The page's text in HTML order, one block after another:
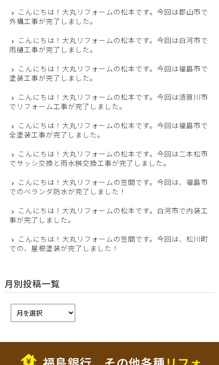
こんにちは！大丸リフォームの松本です。今回は郡山市で
外構工事が完了しました。
こんにちは！大丸リフォームの松本です。今回は白河市で
雨樋工事が完了しました。
こんにちは！大丸リフォームの松本です。今回は福島市で
塗装工事が完了しました。
こんにちは！大丸リフォームの松本です。今回は須賀川市
でリフォーム工事が完了しました。
こんにちは！大丸リフォームの松本です。今回は福島市で
全塗装工事が完了しました。
こんにちは！大丸リフォームの松本です。今回は二本松市
でサッシ交換と雨水桝交換工事が完了しました。
こんにちは！大丸リフォームの笠間です。今回は、福島市
でのベランダ防水が完了しました！
こんにちは！大丸リフォームの松本です。白河市で内装工
事が完了しました。
こんにちは！大丸リフォームの笠間です。今回は、松川町
での、屋根塗装が完了しました！
月別投稿一覧